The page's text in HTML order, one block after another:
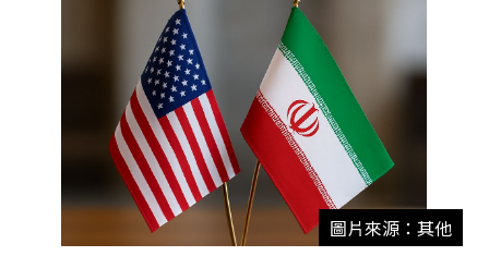
圖片來源：其他